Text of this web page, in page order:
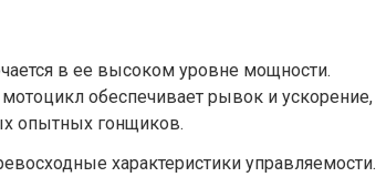
в ее высоком уровне мощности.
обеспечивает рывок и ускорение,
опытных гонщиков.
характеристики управляемости.